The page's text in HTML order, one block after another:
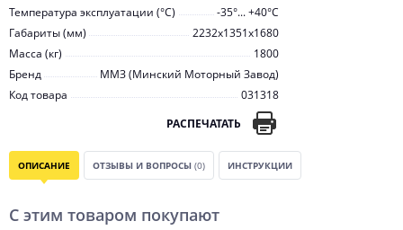
Температура эксплуатации (°С)
-35°... +40°С
Габариты (мм)
2232х1351х1680
Масса (кг)
1800
Бренд
ММЗ (Минский Моторный Завод)
Код товара
031318
РАСПЕЧАТАТЬ
ОПИСАНИЕ ОТЗЫВЫ И ВОПРОСЫ (0) ИНСТРУКЦИИ
С этим товаром покупают